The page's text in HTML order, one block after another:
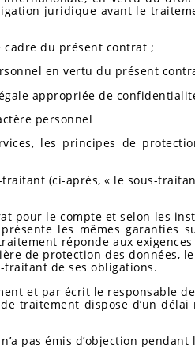
juridique avant le
du présent contrat ;
en vertu du présent
appropriée de
personnel
les principes de
(ci-après, « le sous-
pour le compte et selon les
les mêmes garanties
réponde aux
de protection des données,
traitant de ses obligations.
et par écrit le responsable
traitement dispose d’un délai
pas émis d’objection pendant